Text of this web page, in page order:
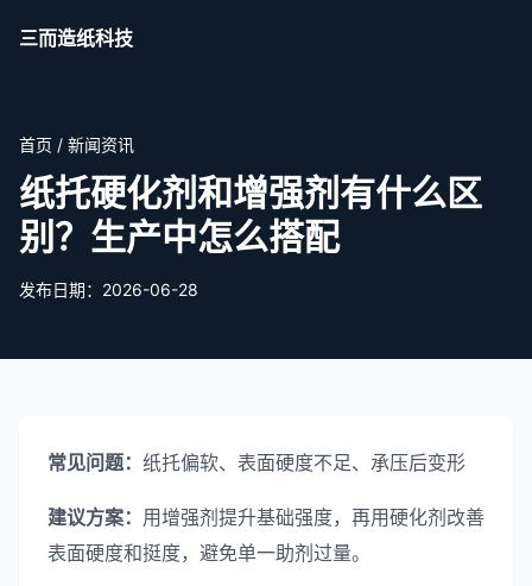
三而造纸科技
首页 / 新闻资讯
纸托硬化剂和增强剂有什么区
别？生产中怎么搭配
发布日期：2026-06-28
常见问题： 纸托偏软、表面硬度不足、承压后变形
建议方案： 用增强剂提升基础强度，再用硬化剂改善
表面硬度和挺度，避免单一助剂过量。